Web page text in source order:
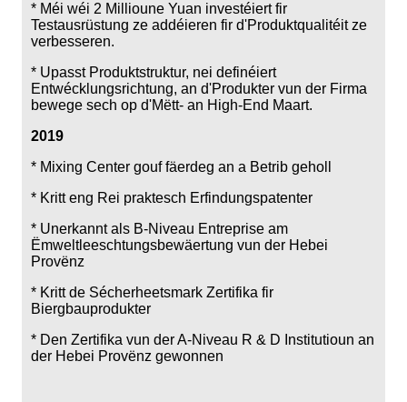
* Méi wéi 2 Millioune Yuan investéiert fir
Testausrüstung ze addéieren fir d'Produktqualitéit ze
verbesseren.
* Upasst Produktstruktur, nei definéiert
Entwécklungsrichtung, an d'Produkter vun der Firma
bewege sech op d'Mëtt- an High-End Maart.
2019
* Mixing Center gouf fäerdeg an a Betrib geholl
* Kritt eng Rei praktesch Erfindungspatenter
* Unerkannt als B-Niveau Entreprise am
Ëmweltleeschtungsbewäertung vun der Hebei
Provënz
* Kritt de Sécherheetsmark Zertifika fir
Biergbauprodukter
* Den Zertifika vun der A-Niveau R & D Institutioun an
der Hebei Provënz gewonnen